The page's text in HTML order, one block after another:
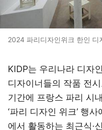
2024 파리디자인위크 한인 디
KIDP는 우리나라 디자
디자이너들의 작품 전
기간에 프랑스 파리 시
‘파리 디자인 위크’ 행
에서 활동하는 최근식·